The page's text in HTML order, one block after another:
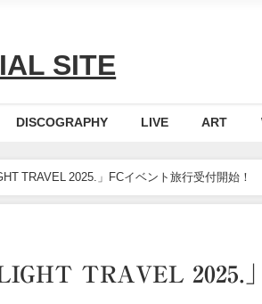
SITE
DISCOGRAPHY LIVE ART
TRAVEL 2025.」FCイベント旅行受付開始！
TRAVEL 2025.